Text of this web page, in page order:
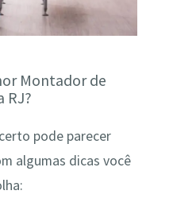
Montador de
RJ?
pode parecer
algumas dicas você